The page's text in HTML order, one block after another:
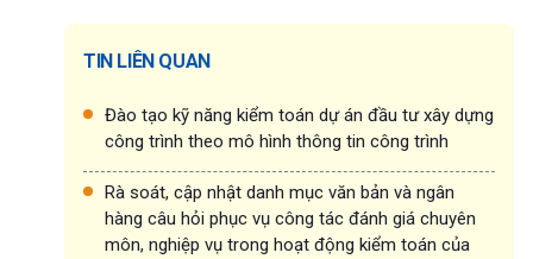
TIN LIÊN QUAN
Đào tạo kỹ năng kiểm toán dự án đầu tư xây dựng
công trình theo mô hình thông tin công trình
Rà soát, cập nhật danh mục văn bản và ngân
hàng câu hỏi phục vụ công tác đánh giá chuyên
môn, nghiệp vụ trong hoạt động kiểm toán của